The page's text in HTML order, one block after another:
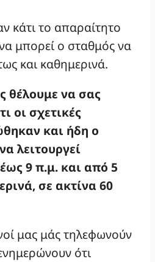
κάτι το απαραίτητο
μπορεί ο σταθμός να
και καθημερινά.
θέλουμε να σας
οι σχετικές
και ήδη ο
λειτουργεί
9 π.μ. και από 5
σε ακτίνα 60
μας μάς τηλεφωνούν
ότι